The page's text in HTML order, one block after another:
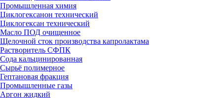
Промышленная химия
Циклогексанон технический
Циклогексан технический
Масло ПОД очищенное
Щелочной сток производства капролактама
Растворитель СФПК
Сода кальцинированная
Сырьё полимерное
Гептановая фракция
Промышленные газы
Аргон жидкий